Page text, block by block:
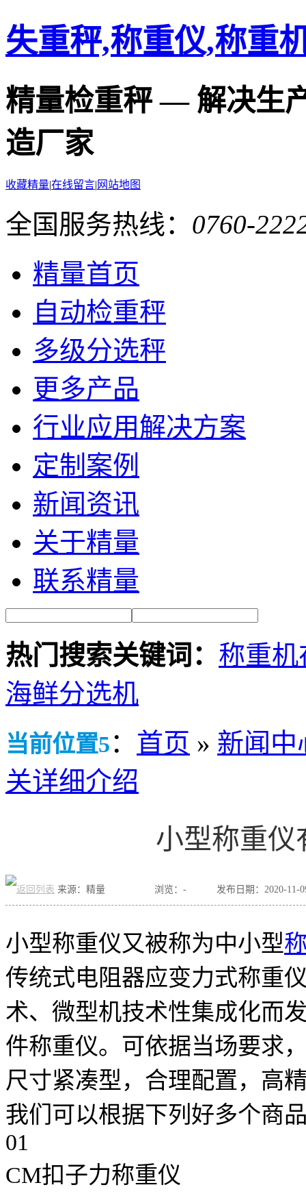
失重秤,称重仪,称重
精量检重秤 — 解决生
造厂家
收藏精量|在线留言| 网站地图
全国服务热线： 0760-
精量首页
自动检重秤
多级分选秤
更多产品
行业应用解决方案
定制案例
新闻资讯
关于精量
联系精量
热门搜索关键词： 称重机
海鲜分选机
当前位置5： 首页 » 新闻中
关详细介绍
小型称重仪
来源：精量 浏览： - 发布日期：2020-11-
小型称重仪又被称为中小型
传统式电阻器应变力式称重
术、微型机技术性集成化而
件称重仪。可依据当场要求
尺寸紧凑型，合理配置，高
我们可以根据下列好多个商
01
CM扣子力称重仪